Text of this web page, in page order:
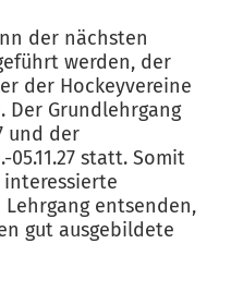
der nächsten
werden, der
der Hockeyvereine
Grundlehrgang
und der
05.11.27 statt. Somit
entsenden,
gut ausgebildete